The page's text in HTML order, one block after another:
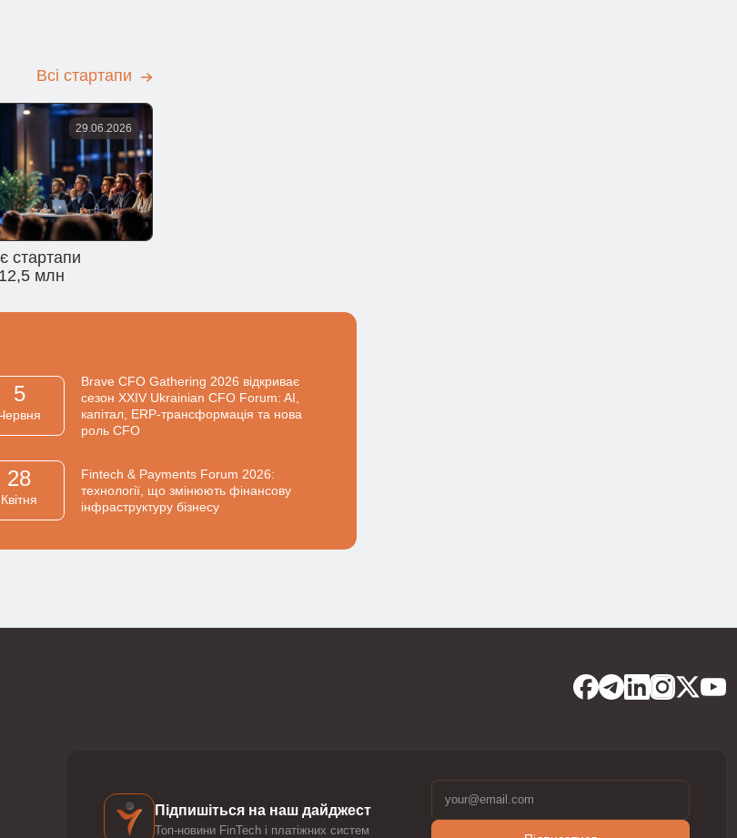
Всі стартапи
29.06.2026
стартапи
млн
5
Brave CFO Gathering 2026 відкриває
сезон XXIV Ukrainian CFO Forum: AI,
капітал, ERP-трансформація та нова
роль CFO
28
Квiтня
Fintech & Payments Forum 2026:
технології, що змінюють фінансову
інфраструктуру бізнесу
Підпишіться на наш дайджест
Топ-новини FinTech і платіжних систем